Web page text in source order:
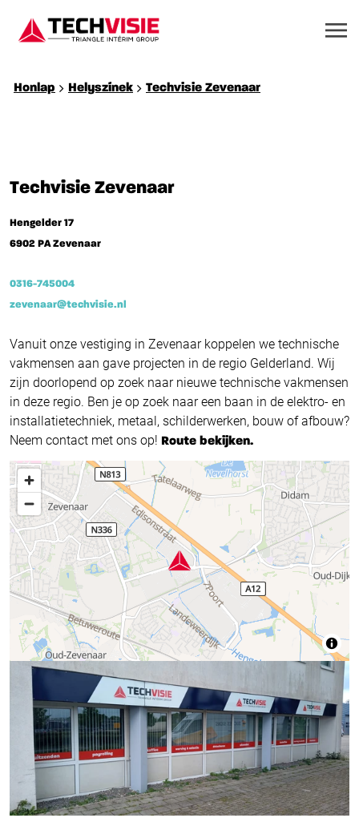
Honlap Helyszínek Techvisie Zevenaar
Techvisie Zevenaar
Hengelder 17
6902 PA Zevenaar
0316-745004
zevenaar@techvisie.nl
Vanuit onze vestiging in Zevenaar koppelen we technische
vakmensen aan gave projecten in de regio Gelderland. Wij
zijn doorlopend op zoek naar nieuwe technische vakmensen
in deze regio. Ben je op zoek naar een baan in de elektro- en
installatietechniek, metaal, schilderwerken, bouw of afbouw?
Neem contact met ons op! Route bekijken.